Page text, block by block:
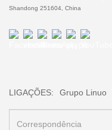
Shandong 251604, China
LIGAÇÕES: Grupo Linuo